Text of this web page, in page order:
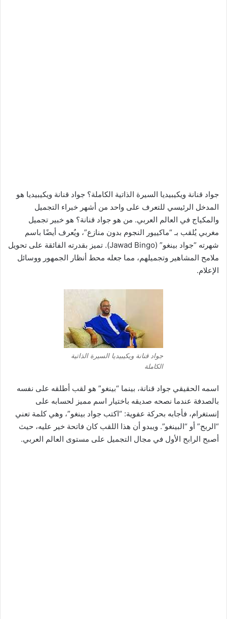
جواد قنانة ويكيبيديا السيرة الذاتية الكاملة؟ جواد قنانة ويكيبيديا هو
المدخل الرئيسي للتعرف على واحد من أشهر خبراء التجميل
والمكياج في العالم العربي. من هو جواد قنانة؟ هو خبير تجميل
مغربي يُلقب بـ “ماكييور النجوم بدون منازع”، ويُعرف أيضًا باسم
شهرته “جواد بينغو” (Jawad Bingo). تميز بقدرته الفائقة على تحويل
ملامح المشاهير وتجميلهم، مما جعله محط أنظار الجمهور ووسائل
الإعلام.
جواد قنانة ويكيبيديا السيرة الذاتية
الكاملة
اسمه الحقيقي جواد قنانة، بينما “بينغو” هو لقب أطلقه على نفسه
بالصدفة عندما نصحه صديقه باختيار اسم مميز لحسابه على
إنستغرام، فأجابه بحركة عفوية: “اكتب جواد بينغو”، وهي كلمة تعني
“الربح” أو “البينغو”. ويبدو أن هذا اللقب كان فاتحة خير عليه، حيث
أصبح الرابح الأول في مجال التجميل على مستوى العالم العربي.